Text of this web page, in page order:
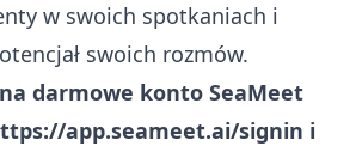
w swoich spotkaniach i
swoich rozmów.
darmowe konto SeaMeet
app.seameet.ai/signin i